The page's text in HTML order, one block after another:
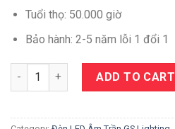
Tuổi thọ: 50.000 giờ
Bảo hành: 2-5 năm lỗi 1 đổi 1
Quantity ADD TO CART